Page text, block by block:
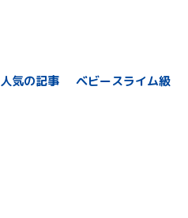
人気の記事 ベビースライム級